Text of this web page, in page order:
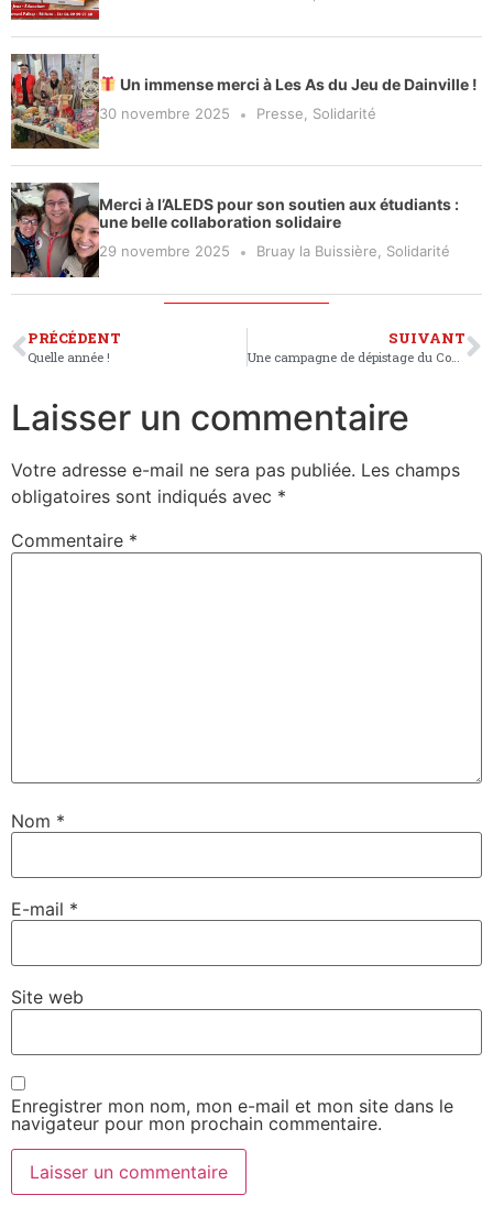
Un immense merci à Les As du Jeu de Dainville !
30 novembre 2025 Presse Solidarité
Merci à l’ALEDS pour son soutien aux étudiants :
une belle collaboration solidaire
29 novembre 2025 Bruay la Buissière Solidarité
PRÉCÉDENT
Quelle année !
SUIVANT
Une campagne de dépistage du Covid-19 commence le 11 janvier à Béthune
Laisser un commentaire
Votre adresse e-mail ne sera pas publiée. Les champs
obligatoires sont indiqués avec *
Commentaire *
Nom *
E-mail *
Site web
Enregistrer mon nom, mon e-mail et mon site dans le
navigateur pour mon prochain commentaire.